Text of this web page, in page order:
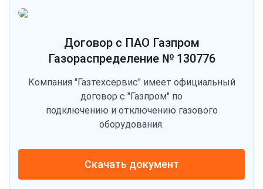
Договор с ПАО Газпром
Газораспределение № 130776
Компания "Газтехсервис" имеет официальный
договор с "Газпром" по
подключению и отключению газового
оборудования.
Скачать документ